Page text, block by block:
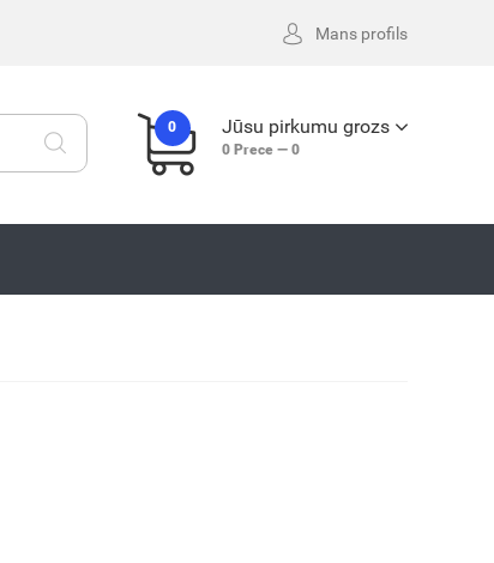
Mans profils
0 Jūsu pirkumu grozs
0 Prece — 0